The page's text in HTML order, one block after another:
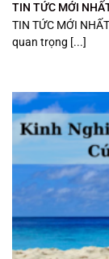
TIN TỨC MỚI
TIN TỨC MỚI
quan trọng [...]